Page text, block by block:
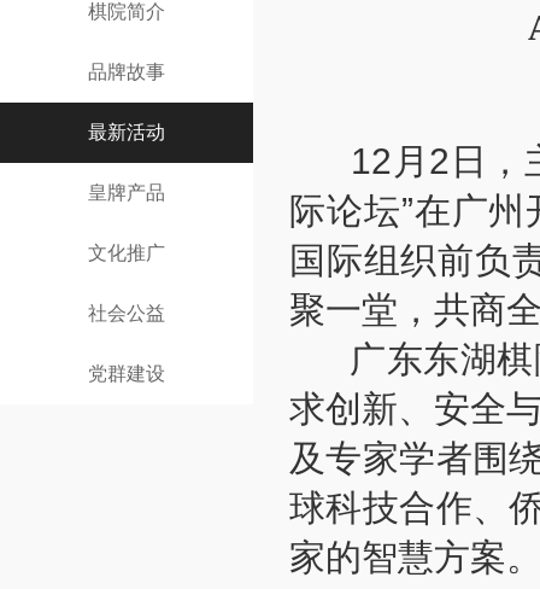
棋院简介
品牌故事
最新活动
皇牌产品
文化推广
社会公益
党群建设
12月2日，主
际论坛”在广
国际组织前负
聚一堂，共商
广东东湖棋
求创新、安全
及专家学者围
球科技合作、
家的智慧方案